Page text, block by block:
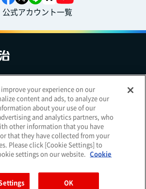
公式アカウント一覧
対応方針ご利用規約明治グループのDX
株式会社 （ EN ｜簡体 ）
式会社
Reserved.
improve your experience on our
content and ads, to analyze our
about your use of our
and analytics partners, who
other information that you have
that they have collected from your
Please click [Cookie Settings] to
settings on our website. Cookie
OK